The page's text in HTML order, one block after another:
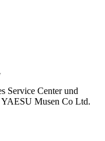
Service Center und
Musen Co Ltd.